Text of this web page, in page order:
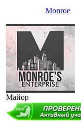
Monroe
Майор